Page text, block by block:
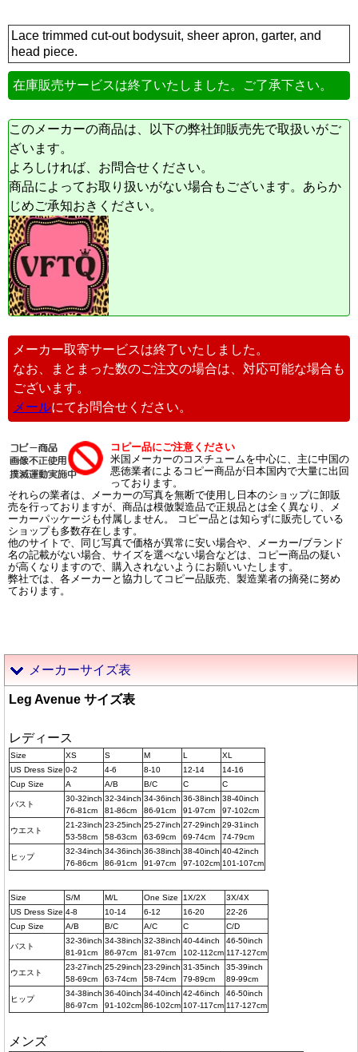
Lace trimmed cut-out bodysuit, sheer apron, garter, and
head piece.
在庫販売サービスは終了いたしました。ご了承下さい。
このメーカーの商品は、以下の弊社卸販売先で取扱いがご
ざいます。
よろしければ、お問合せください。
商品によってお取り扱いがない場合もございます。あらか
じめご承知おきください。
メーカー取寄サービスは終了いたしました。
なお、まとまった数のご注文の場合は、対応可能な場合も
ございます。
メールにてお問合せください。
コピー品にご注意ください
米国メーカーのコスチュームを中心に、主に中国の
悪徳業者によるコピー商品が日本国内で大量に出回
っております。
それらの業者は、メーカーの写真を無断で使用し日本のショップに卸販
売を行っておりますが、商品は模倣製造品で正規品とは全く異なり、メ
ーカーパッケージも付属しません。 コピー品とは知らずに販売している
ショップも多数存在します。
他のサイトで、同じ写真で価格が異常に安い場合や、メーカー/ブランド
名の記載がない場合、サイズを選べない場合などは、コピー商品の疑い
が高くなりますので、購入されないようにお願いいたします。
弊社では、各メーカーと協力してコピー品販売、製造業者の摘発に努め
ております。
メーカーサイズ表
Leg Avenue サイズ表
レディース
Size XS S M L
XL
US Dress Size 0-2 4-6 8-10 12-14
14-16
Cup Size
A A/B B/C C C
バスト
30-32inch
76-81cm
32-34inch
81-86cm
34-36inch
86-91cm
36-38inch
91-97cm
38-40inch
97-102cm
ウエスト
21-23inch
53-58cm
23-25inch
58-63cm
25-27inch
63-69cm
27-29inch
69-74cm
29-31inch
74-79cm
ヒップ
32-34inch
76-86cm
34-36inch
86-91cm
36-38inch
91-97cm
38-40inch
97-102cm
40-42inch
101-107cm
Size S/M M/L One Size 1X/2X
3X/4X
US Dress Size 4-8 10-14 6-12 16-20
22-26
Cup Size
A/B B/C A/C C C/D
バスト
32-36inch
81-91cm
34-38inch
86-97cm
32-38inch
81-97cm
40-44inch
102-112cm
46-50inch
117-127cm
ウエスト
23-27inch
58-69cm
25-29inch
63-74cm
23-29inch
58-74cm
31-35inch
79-89cm
35-39inch
89-99cm
ヒップ
34-38inch
86-97cm
36-40inch
91-102cm
34-40inch
86-102cm
42-46inch
107-117cm
46-50inch
117-127cm
メンズ